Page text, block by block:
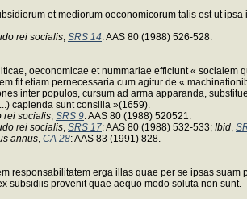
et mediorum oeconomicorum talis est ut
rei socialis SRS 14: AAS 80 (1988) 526-528.
oeconomicae et nummariae efficiunt «
fit etiam pernecessaria cum agitur de «
inter populos, cursum ad arma apparanda,
capienda sunt consilia »(1659).
rei socialis SRS 9: AAS 80 (1988) 520521.
rei socialis SRS 17: AAS 80 (1988) 532-533; Ibid
annus CA 28: AAS 83 (1991) 828.
responsabilitatem erga illas quae per se ipsas
subsidiis provenit quae aequo modo soluta non sunt.